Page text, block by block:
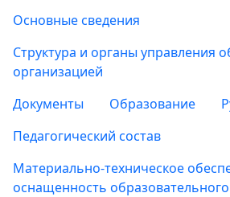
Основные сведения
Структура и органы управления
организацией
Документы
Образование
Педагогический состав
Материально-техническое
оснащенность